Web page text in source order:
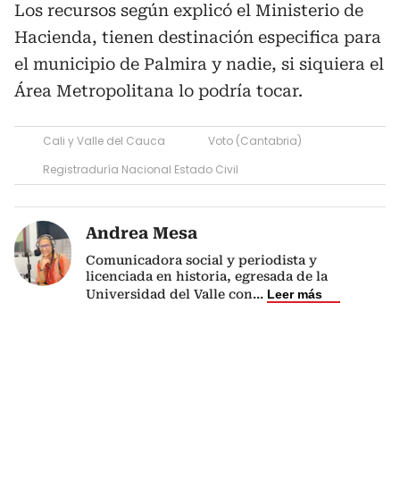
Los recursos según explicó el Ministerio de
Hacienda, tienen destinación especifica para
el municipio de Palmira y nadie, si siquiera el
Área Metropolitana lo podría tocar.
Cali y Valle del Cauca
Voto (Cantabria)
Registraduría Nacional Estado Civil
Andrea Mesa
Comunicadora social y periodista y
licenciada en historia, egresada de la
Universidad del Valle con... Leer más